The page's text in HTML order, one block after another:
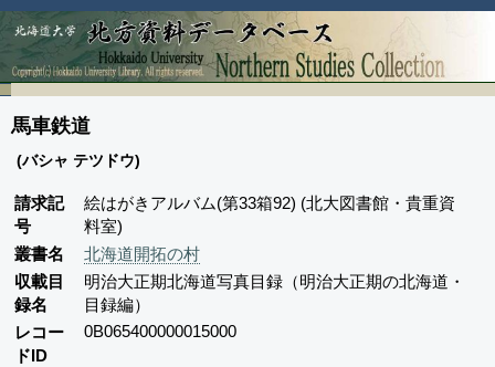
馬車鉄道
(バシャ テツドウ)
請求記
号
絵はがきアルバム(第33箱92) (北大図書館・貴重資
料室)
叢書名
北海道開拓の村
収載目
録名
明治大正期北海道写真目録（明治大正期の北海道・
目録編）
レコー
ドID
0B065400000015000